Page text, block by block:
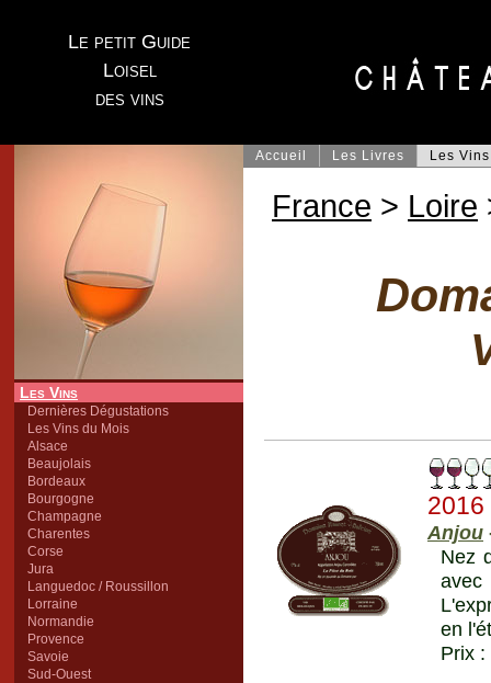
Le petit Guide
Loisel
des vins
Les Vins
Dernières Dégustations
Les Vins du Mois
Alsace
Beaujolais
Bordeaux
Bourgogne
Champagne
Charentes
Corse
Jura
Languedoc / Roussillon
Lorraine
Normandie
Provence
Savoie
Sud-Ouest
Accueil Les Livres Les Vins
France > Loire
2016
Anjou
Nez
en
Prix :